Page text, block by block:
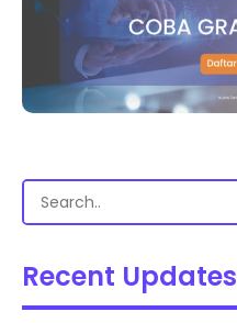
Recent Updates